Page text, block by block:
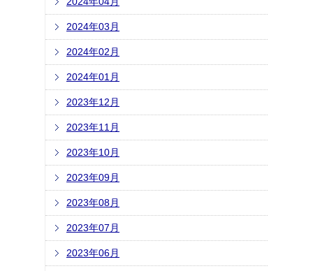
2024年03月
2024年02月
2024年01月
2023年12月
2023年11月
2023年10月
2023年09月
2023年08月
2023年07月
2023年06月